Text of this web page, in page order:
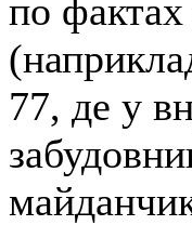
по
77, де у